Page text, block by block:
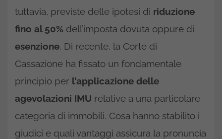
tuttavia, previste delle ipotesi di riduzione
fino al 50% dell’imposta dovuta oppure di
esenzione. Di recente, la Corte di
Cassazione ha fissato un fondamentale
principio per l’applicazione delle
agevolazioni IMU relative a una particolare
categoria di immobili. Cosa hanno stabilito i
giudici e quali vantaggi assicura la pronuncia